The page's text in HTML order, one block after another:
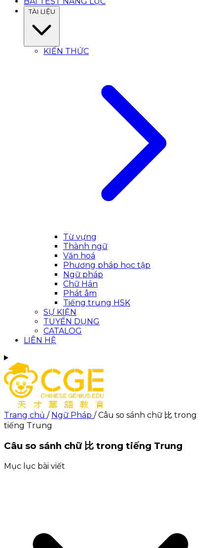
TÀI LIỆU
KIẾN THỨC
Từ vựng
Thành ngữ
Văn hoá
Phương pháp học tập
Ngữ pháp
Chữ Hán
Phát âm
Tiếng trung HSK
SỰ KIỆN
TUYỂN DỤNG
CATALOG
LIÊN HỆ
Trang chủ / Ngữ Pháp / Câu so sánh chữ 比 trong
tiếng Trung
Câu so sánh chữ 比 trong tiếng Trung
Mục lục bài viết